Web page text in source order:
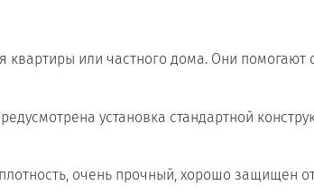
или частного дома. Они помогают
установка стандартной
очень прочный, хорошо защищен